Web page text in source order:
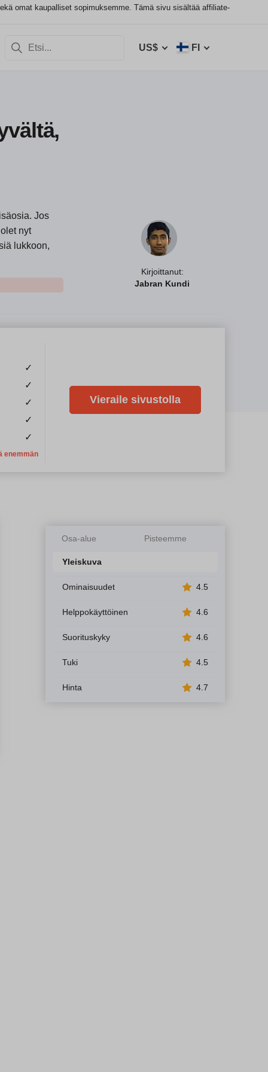
omat kaupalliset sopimuksemme. Tämä sivu sisältää affiliate-
US$ FI
Kirjoittanut:
Jabran Kundi
Jos
nyt
lukkoon,
✓
✓
✓
✓
✓
enemmän
Vieraile sivustolla
Osa-alue Pisteemme
Yleiskuva
Ominaisuudet 4.5
Helppokäyttöinen 4.6
Suorituskyky 4.6
Tuki 4.5
Hinta 4.7